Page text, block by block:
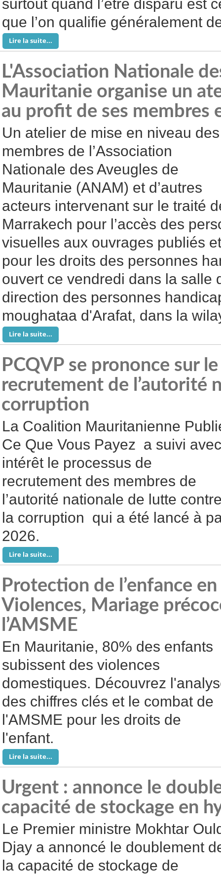
surtout quand l’être disparu est
que l’on qualifie généralement
Lire la suite...
L'Association Nationale
Mauritanie organise un
au profit de ses membres
Un atelier de mise en niveau des
membres de l’Association
Nationale des Aveugles de
Mauritanie (ANAM) et d’autres
acteurs intervenant sur le traité
Marrakech pour l’accès des
visuelles aux ouvrages publiés
pour les droits des personnes
ouvert ce vendredi dans la salle
direction des personnes
moughataa d'Arafat, dans la
Lire la suite...
PCQVP se prononce sur
recrutement de l’autorité
corruption
La Coalition Mauritanienne
Ce Que Vous Payez a suivi avec
intérêt le processus de
recrutement des membres de
l’autorité nationale de lutte
la corruption qui a été lancé à
2026.
Lire la suite...
Protection de l’enfance
Violences, Mariage
l’AMSME
En Mauritanie, 80% des enfants
subissent des violences
domestiques. Découvrez
des chiffres clés et le combat de
l'AMSME pour les droits de
l'enfant.
Lire la suite...
Urgent : annonce le
capacité de stockage en
Le Premier ministre Mokhtar
Djay a annoncé le doublement
la capacité de stockage de